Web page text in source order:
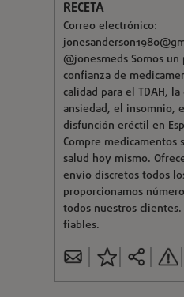
RECETA
Correo electrónico:
@jonesmeds Somos
confianza de
calidad para el TDAH,
ansiedad, el insomnio,
disfunción eréctil en
Compre medicamentos
salud hoy mismo.
envío discretos todos
proporcionamos
todos nuestros
fiables.